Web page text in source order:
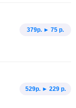
379p. ► 75 р.
529p. ► 229 р.